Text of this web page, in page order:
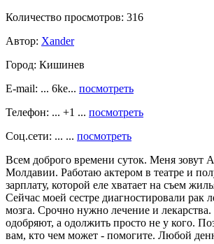
Количество просмотров: 316
Автор: Xander
Город: Кишинев
E-mail: ... 6ke... посмотреть
Телефон: ... +1 ... посмотреть
Соц.сети: ... ... посмотреть
Всем доброго времени суток. Меня зовут
Молдавии. Работаю актером в театре и
зарплату, которой еле хватает на съем
Сейчас моей сестре диагностировали рак
мозга. Срочно нужно лечение и
одобряют, а одолжить просто не у кого.
вам, кто чем может - помогите. Любой